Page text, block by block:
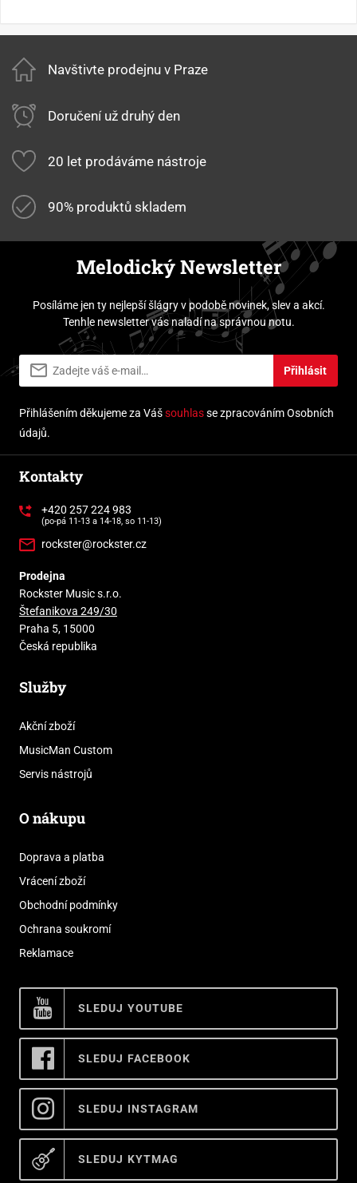
Navštivte prodejnu v Praze
Doručení už druhý den
20 let prodáváme nástroje
90% produktů skladem
Melodický Newsletter
Posíláme jen ty nejlepší šlágry v podobě novinek, slev a akcí.
Tenhle newsletter vás naladí na správnou notu.
Přihlásit
Přihlášením děkujeme za Vášsouhlasse zpracováním Osobních
údajů.
Kontakty
+420 257 224 983
(po-pá 11-13 a 14-18, so 11-13)
rockster@rockster.cz
Prodejna
Rockster Music s.r.o.
Štefanikova 249/30
Praha 5, 15000
Česká republika
Služby
Akční zboží
MusicMan Custom
Servis nástrojů
O nákupu
Doprava a platba
Vrácení zboží
Obchodní podmínky
Ochrana soukromí
Reklamace
SLEDUJ YOUTUBE
SLEDUJ FACEBOOK
SLEDUJ INSTAGRAM
SLEDUJ KYTMAG